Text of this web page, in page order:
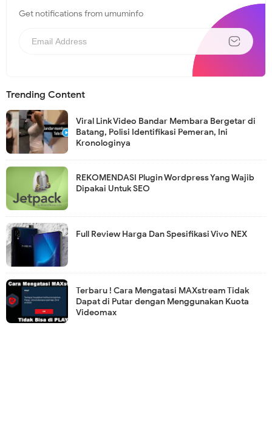
Get notifications from umuminfo
Trending Content
Viral Link Video Bandar Membara Bergetar di
Batang, Polisi Identifikasi Pemeran, Ini
Kronologinya
REKOMENDASI Plugin Wordpress Yang Wajib
Dipakai Untuk SEO
Full Review Harga Dan Spesifikasi Vivo NEX
Terbaru ! Cara Mengatasi MAXstream Tidak
Dapat di Putar dengan Menggunakan Kuota
Videomax